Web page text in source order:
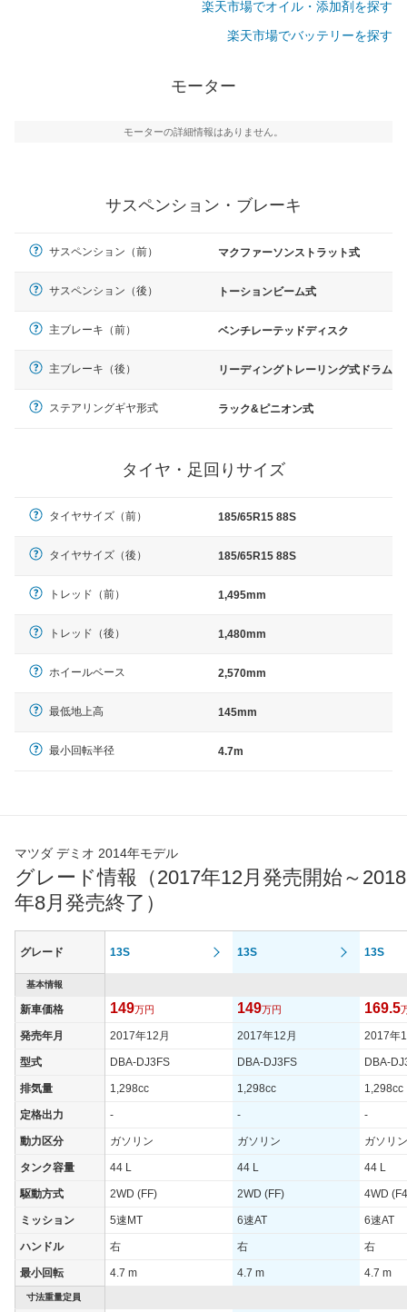
楽天市場でオイル・添加剤を探す
楽天市場でバッテリーを探す
モーター
モーターの詳細情報はありません。
サスペンション・ブレーキ
サスペンション（前） マクファーソンストラット式
サスペンション（後） トーションビーム式
主ブレーキ（前） ベンチレーテッドディスク
主ブレーキ（後） リーディングトレーリング式ドラム
ステアリングギヤ形式 ラック&ピニオン式
タイヤ・足回りサイズ
タイヤサイズ（前） 185/65R15 88S
タイヤサイズ（後） 185/65R15 88S
トレッド（前） 1,495mm
トレッド（後） 1,480mm
ホイールベース 2,570mm
最低地上高 145mm
最小回転半径 4.7m
マツダ デミオ 2014年モデル
グレード情報（2017年12月発売開始～2018
年8月発売終了）
グレード 13S 13S 13S
基本情報
新車価格 149万円 149万円 169.5
発売年月 2017年12月 2017年12月 2017年
型式 DBA-DJ3FS DBA-DJ3FS DBA-
排気量 1,298cc 1,298cc 1,298cc
定格出力 - - -
動力区分 ガソリン ガソリン ガソリン
タンク容量 44 L 44 L 44 L
駆動方式 2WD (FF) 2WD (FF) 4WD
ミッション 5速MT 6速AT 6速AT
ハンドル 右 右 右
最小回転 4.7 m 4.7 m 4.7 m
寸法重量定員